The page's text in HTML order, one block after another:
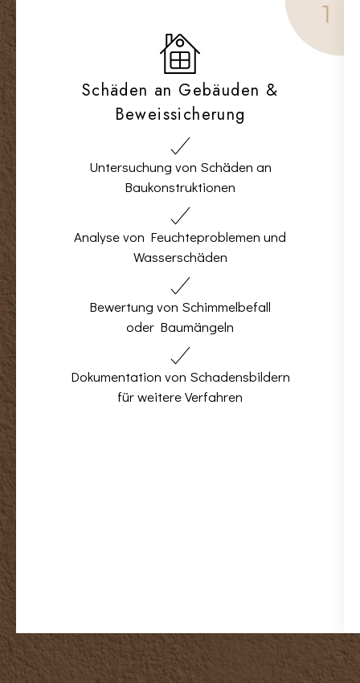
Schäden an Gebäuden &
Beweissicherung
Untersuchung von Schäden an
Baukonstruktionen
Analyse von Feuchteproblemen und
Wasserschäden
Bewertung von Schimmelbefall
oder Baumängeln
Dokumentation von Schadensbildern
für weitere Verfahren